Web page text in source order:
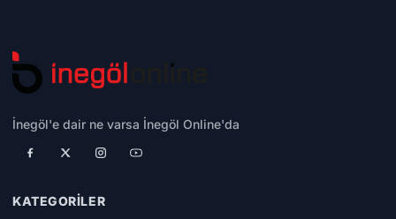
İnegöl'e dair ne varsa İnegöl Online'da
KATEGORILER